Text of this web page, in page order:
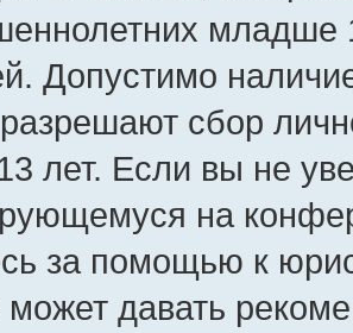
младше
Допустимо
сбор
лет. Если вы не
на
за помощью к
может давать